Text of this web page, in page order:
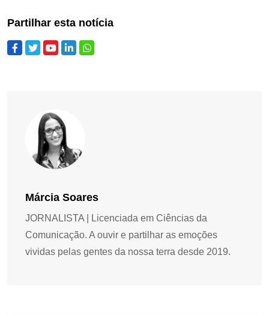
Partilhar esta notícia
Márcia Soares
JORNALISTA | Licenciada em Ciências da
Comunicação. A ouvir e partilhar as emoções
vividas pelas gentes da nossa terra desde 2019.